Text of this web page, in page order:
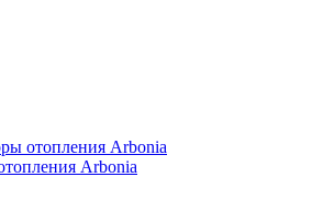
отопления Arbonia
Arbonia